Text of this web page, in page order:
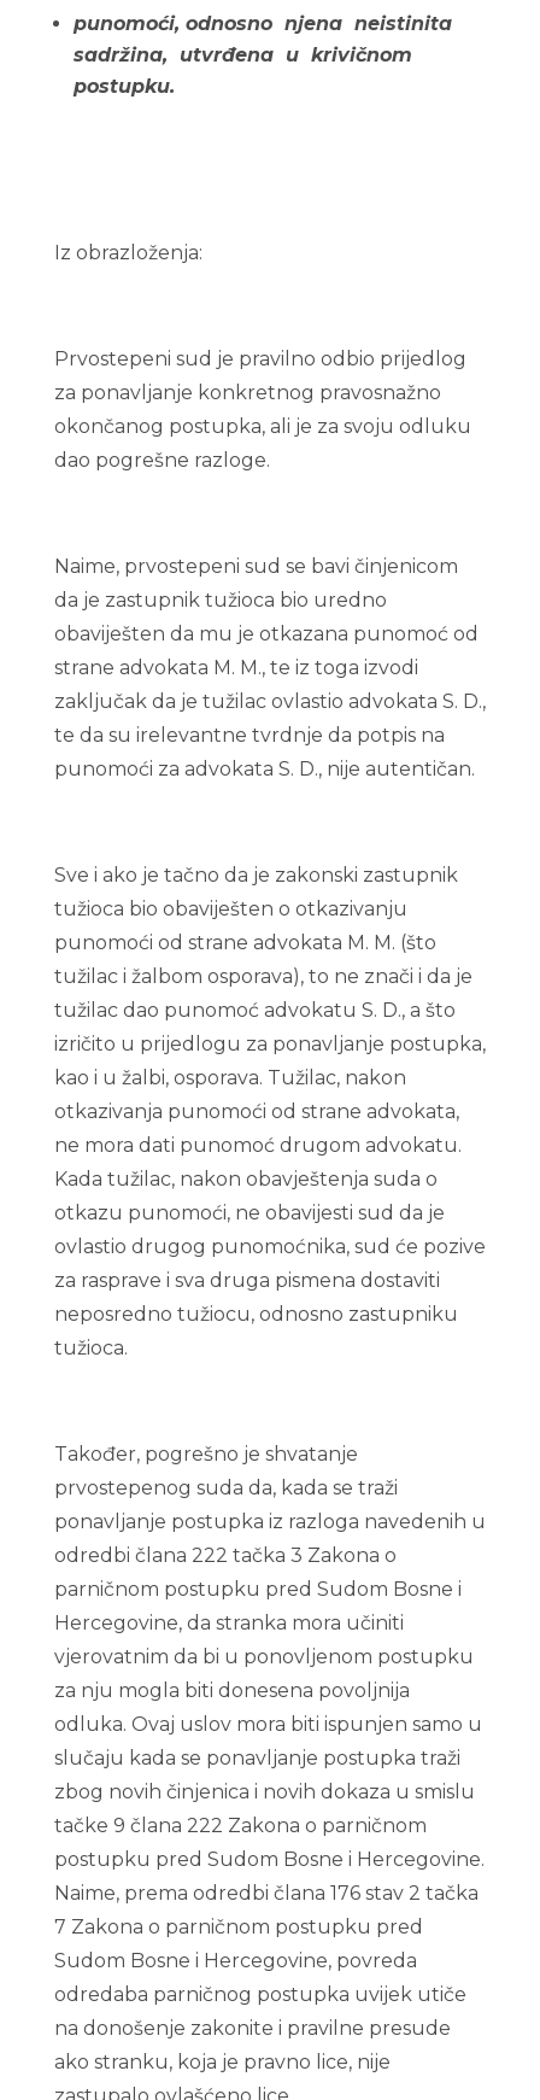
punomoći, odnosno njena neistinita
sadržina, utvrđena u krivičnom
postupku.
Iz obrazloženja:
Prvostepeni sud je pravilno odbio prijedlog
za ponavljanje konkretnog pravosnažno
okončanog postupka, ali je za svoju odluku
dao pogrešne razloge.
Naime, prvostepeni sud se bavi činjenicom
da je zastupnik tužioca bio uredno
obaviješten da mu je otkazana punomoć od
strane advokata M. M., te iz toga izvodi
zaključak da je tužilac ovlastio advokata S. D.,
te da su irelevantne tvrdnje da potpis na
punomoći za advokata S. D., nije autentičan.
Sve i ako je tačno da je zakonski zastupnik
tužioca bio obaviješten o otkazivanju
punomoći od strane advokata M. M. (što
tužilac i žalbom osporava), to ne znači i da je
tužilac dao punomoć advokatu S. D., a što
izričito u prijedlogu za ponavljanje postupka,
kao i u žalbi, osporava. Tužilac, nakon
otkazivanja punomoći od strane advokata,
ne mora dati punomoć drugom advokatu.
Kada tužilac, nakon obavještenja suda o
otkazu punomoći, ne obavijesti sud da je
ovlastio drugog punomoćnika, sud će pozive
za rasprave i sva druga pismena dostaviti
neposredno tužiocu, odnosno zastupniku
tužioca.
Također, pogrešno je shvatanje
prvostepenog suda da, kada se traži
ponavljanje postupka iz razloga navedenih u
odredbi člana 222 tačka 3 Zakona o
parničnom postupku pred Sudom Bosne i
Hercegovine, da stranka mora učiniti
vjerovatnim da bi u ponovljenom postupku
za nju mogla biti donesena povoljnija
odluka. Ovaj uslov mora biti ispunjen samo u
slučaju kada se ponavljanje postupka traži
zbog novih činjenica i novih dokaza u smislu
tačke 9 člana 222 Zakona o parničnom
postupku pred Sudom Bosne i Hercegovine.
Naime, prema odredbi člana 176 stav 2 tačka
7 Zakona o parničnom postupku pred
Sudom Bosne i Hercegovine, povreda
odredaba parničnog postupka uvijek utiče
na donošenje zakonite i pravilne presude
ako stranku, koja je pravno lice, nije